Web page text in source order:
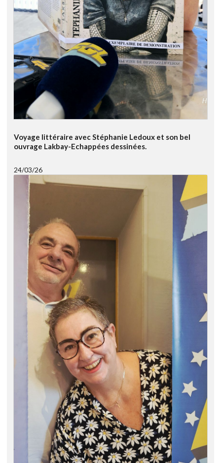
Voyage littéraire avec Stéphanie Ledoux et son bel
ouvrage Lakbay-Echappées dessinées.
24/03/26